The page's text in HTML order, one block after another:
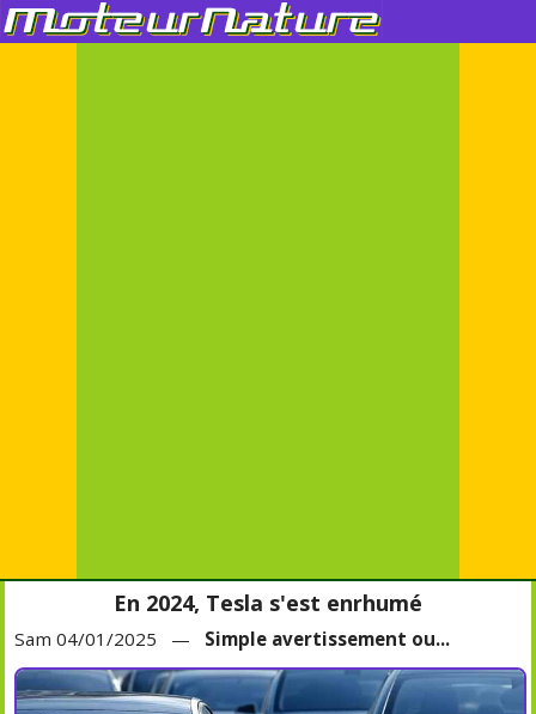
En 2024, Tesla s'est enrhumé
Sam 04/01/2025 — Simple avertissement ou...